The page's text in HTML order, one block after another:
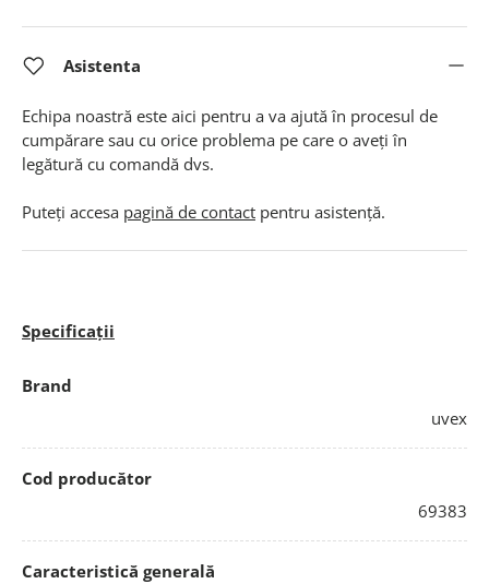
Asistenta
Echipa noastră este aici pentru a va ajută în procesul de
cumpărare sau cu orice problema pe care o aveți în
legătură cu comandă dvs.
Puteți accesa pagină de contact pentru asistență.
Specificații
Brand
uvex
Cod producător
69383
Caracteristică generală